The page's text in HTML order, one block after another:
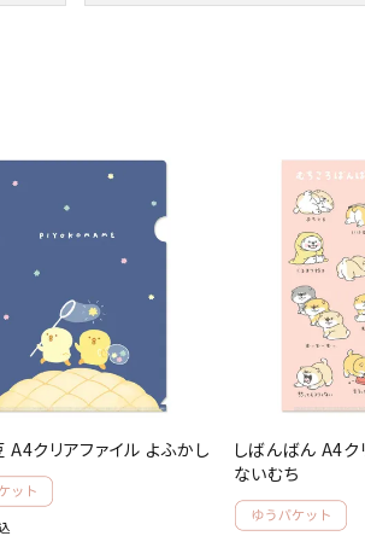
A4クリアファイル よふかし
しばんばん A4ク
ないむち